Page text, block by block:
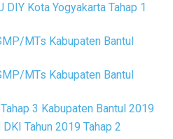
DIY Kota Yogyakarta Tahap 1
MTs Kabupaten Bantul
MTs Kabupaten Bantul
3 Kabupaten Bantul 2019
Tahun 2019 Tahap 2